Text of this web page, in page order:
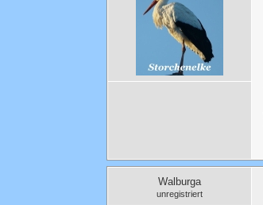
Walburga
unregistriert